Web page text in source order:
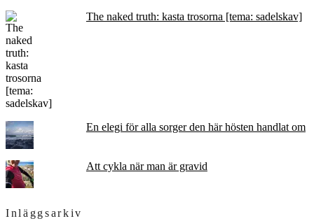
The naked truth: kasta trosorna [tema: sadelskav]
En elegi för alla sorger den här hösten handlat om
Att cykla när man är gravid
Inläggsarkiv